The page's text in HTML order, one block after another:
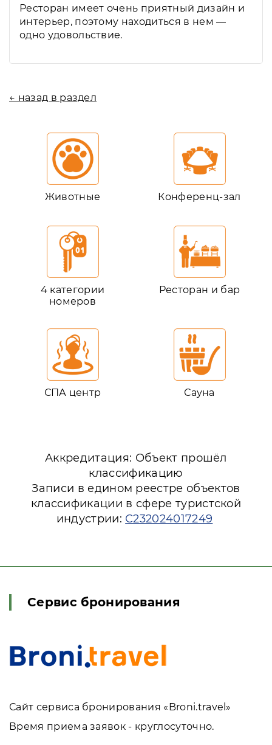
Ресторан имеет очень приятный дизайн и
интерьер, поэтому находиться в нем —
одно удовольствие.
← назад в раздел
Животные Конференц-зал
4 категории
номеров
Ресторан и бар
СПА центр Сауна
Аккредитация: Объект прошёл
классификацию
Записи в едином реестре объектов
классификации в сфере туристской
индустрии: С232024017249
Сервис бронирования
Сайт сервиса бронирования «Broni.travel»
Время приема заявок - круглосуточно.